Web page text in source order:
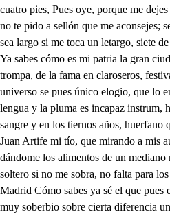
cuatro pies, Pues oye, porque me
no te pido a sellón que me aconsejes;
sea largo si me toca un letargo, siete
Ya sabes cómo es mi patria la gran
trompa, de la fama en claroseros,
universo se pues único elogio, que lo
lengua y la pluma es incapaz instrum,
sangre y en los tiernos años, huerfano
Juan Artife mi tío, que mirando a mis
dándome los alimentos de un
soltero si no me sobra, no falta para
Madrid Cómo sabes ya sé el que pues
muy soberbio sobre cierta diferencia